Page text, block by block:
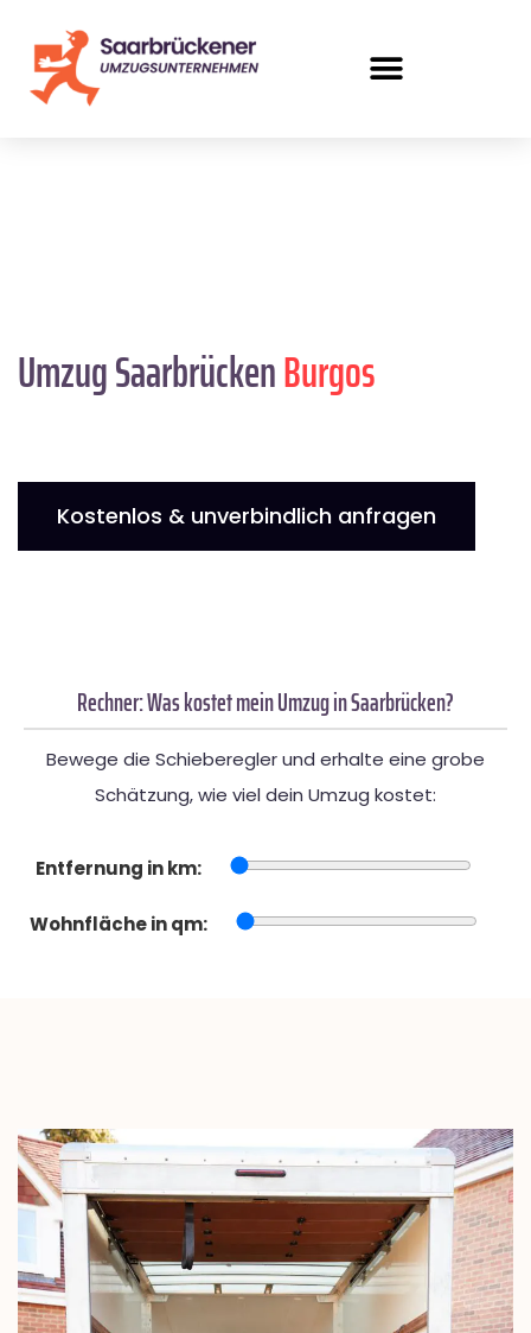
Umzug SaarbrückenBurgos
Kostenlos & unverbindlich anfragen
Rechner: Was kostet mein Umzug in Saarbrücken?
Bewege die Schieberegler und erhalte eine grobe
Schätzung, wie viel dein Umzug kostet:
Entfernung in km:
Wohnfläche in qm: